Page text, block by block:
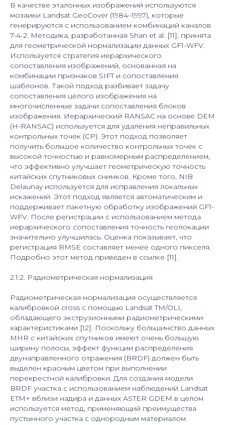
В качестве эталонных изображений используются
мозаики Landsat GeoCover (1984–1997), которые
генерируются с использованием комбинаций каналов
7-4-2. Методика, разработанная Shan et al. [11], принята
для геометрической нормализации данных GF1-WFV.
Используется стратегия иерархического
сопоставления изображений, основанная на
комбинации признаков SIFT и сопоставления
шаблонов. Такой подход разбивает задачу
сопоставления целого изображения на
многочисленные задачи сопоставления блоков
изображения. Иерархический RANSAC на основе DEM
(H-RANSAC) используется для удаления неправильных
контрольных точек (CP). Этот подход позволяет
получить большое количество контрольных точек с
высокой точностью и равномерным распределением,
что эффективно улучшает геометрическую точность
китайских спутниковых снимков. Кроме того, NIB
Delaunay используется для исправления локальных
искажений. Этот подход является автоматическим и
поддерживает пакетную обработку изображений GF1-
WFV. После регистрации с использованием метода
иерархического сопоставления точность геолокации
значительно улучшилась. Оценка показывает, что
регистрация RMSE составляет менее одного пикселя.
Подробно этот метод приведен в ссылке [11].
2.1.2. Радиометрическая нормализация
Радиометрическая нормализация осуществляется
калибровкой cross с помощью Landsat TM/OLI,
обладающего экструзионными радиометрическими
характеристиками [12]. Поскольку большинство данных
MHR с китайских спутников имеют очень большую
ширину полосы, эффект функции распределения
двунаправленного отражения (BRDF) должен быть
выделен красным цветом при выполнении
перекрестной калибровки. Для создания модели
BRDF участка с использованием наблюдений Landsat
ETM+ вблизи надира и данных ASTER GDEM в целом
используется метод, применяющий преимущества
пустынного участка с однородным материалом